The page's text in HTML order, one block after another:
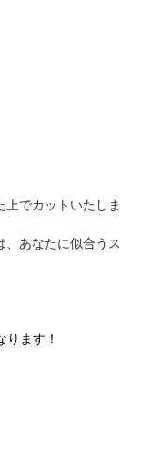
でカットいたしま
、あなたに似合うス
ます！